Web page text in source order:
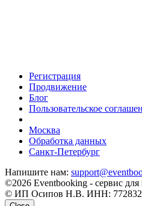
Регистрация
Продвижение
Блог
Пользовательское
Москва
Обработка данных
Санкт-Петербург
Напишите нам:
©2026 Eventbooking - сервис
© ИП Осипов Н.В. ИНН: